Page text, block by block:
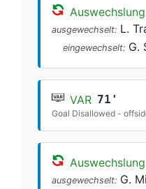
Auswechslung
ausgewechselt: L.
eingewechselt: G.
VAR 71'
Goal Disallowed -
Auswechslung
ausgewechselt: G.